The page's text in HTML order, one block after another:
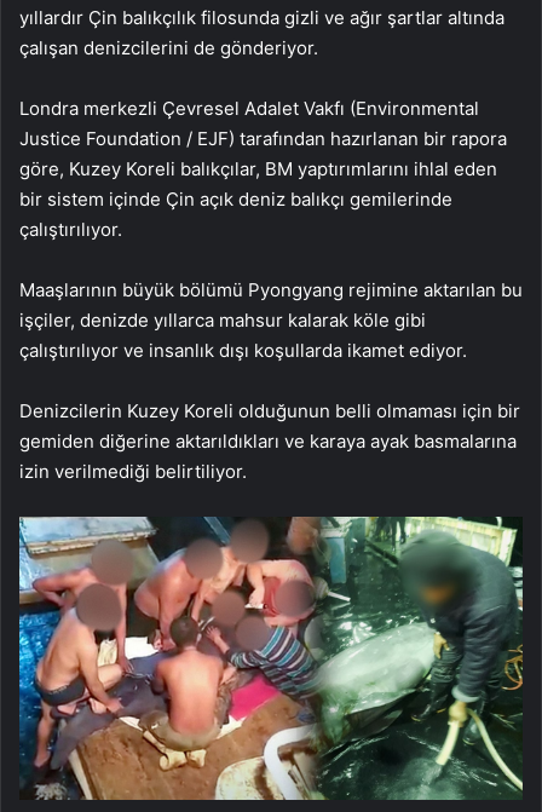
yıllardır Çin balıkçılık filosunda gizli ve ağır şartlar altında
çalışan denizcilerini de gönderiyor.
Londra merkezli Çevresel Adalet Vakfı (Environmental
Justice Foundation / EJF) tarafından hazırlanan bir rapora
göre, Kuzey Koreli balıkçılar, BM yaptırımlarını ihlal eden
bir sistem içinde Çin açık deniz balıkçı gemilerinde
çalıştırılıyor.
Maaşlarının büyük bölümü Pyongyang rejimine aktarılan bu
işçiler, denizde yıllarca mahsur kalarak köle gibi
çalıştırılıyor ve insanlık dışı koşullarda ikamet ediyor.
Denizcilerin Kuzey Koreli olduğunun belli olmaması için bir
gemiden diğerine aktarıldıkları ve karaya ayak basmalarına
izin verilmediği belirtiliyor.